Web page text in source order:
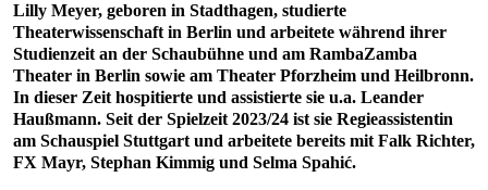
Lilly Meyer, geboren in Stadthagen, studierte
Theaterwissenschaft in Berlin und arbeitete während ihrer
Studienzeit an der Schaubühne und am RambaZamba
Theater in Berlin sowie am Theater Pforzheim und Heilbronn.
In dieser Zeit hospitierte und assistierte sie u.a. Leander
Haußmann. Seit der Spielzeit 2023/24 ist sie Regieassistentin
am Schauspiel Stuttgart und arbeitete bereits mit Falk Richter,
FX Mayr, Stephan Kimmig und Selma Spahić.